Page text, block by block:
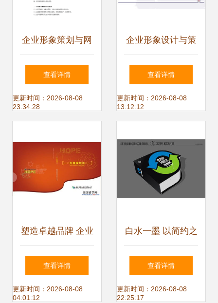
企业形象策划与网
站建设一体化解决
方案
查看详情
更新时间：2026-08-08
23:34:28
企业形象设计与策
划 构建品牌核心价
值的战略蓝图
查看详情
更新时间：2026-08-08
13:12:12
塑造卓越品牌 企业
形象策划书
查看详情
更新时间：2026-08-08
04:01:12
白水一墨 以简约之
美，塑造企业形象
设计的纯粹与深度
查看详情
更新时间：2026-08-08
22:25:17